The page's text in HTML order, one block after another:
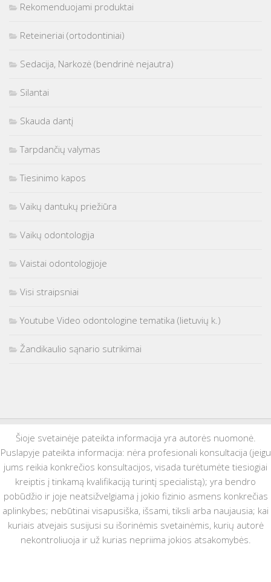
Rekomenduojami produktai
Reteineriai (ortodontiniai)
Sedacija, Narkozė (bendrinė nejautra)
Silantai
Skauda dantį
Tarpdančių valymas
Tiesinimo kapos
Vaikų dantukų priežiūra
Vaikų odontologija
Vaistai odontologijoje
Visi straipsniai
Youtube Video odontologine tematika (lietuvių k.)
Žandikaulio sąnario sutrikimai
Šioje svetainėje pateikta informacija yra autorės nuomonė.
Puslapyje pateikta informacija: nėra profesionali konsultacija (jeigu
jums reikia konkrečios konsultacijos, visada turėtumėte tiesiogiai
kreiptis į tinkamą kvalifikaciją turintį specialistą); yra bendro
pobūdžio ir joje neatsižvelgiama į jokio fizinio asmens konkrečias
aplinkybes; nebūtinai visapusiška, išsami, tiksli arba naujausia; kai
kuriais atvejais susijusi su išorinėmis svetainėmis, kurių autorė
nekontroliuoja ir už kurias nepriima jokios atsakomybės.